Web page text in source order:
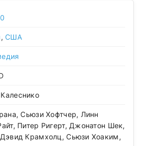
,США
Сьюзи Хофтчер, Линн
Питер Ригерт, Джонатон Шек,
Дэвид Крамхолц, Сьюзи Хоаким,